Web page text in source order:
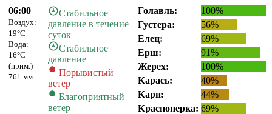
06:00
Воздух:
19°C
Вода:
16°C
(прим.)
761 мм
Стабильное
давление в течение
суток
Стабильное
давление
Порывистый
ветер
Благоприятный
ветер
Голавль:
100%
Густера:
56%
Елец:
69%
Ерш:
91%
Жерех:
100%
Карась:
40%
Карп:
44%
Красноперка: 69%